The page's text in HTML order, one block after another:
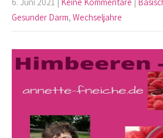
Gesunder Darm, Wechseljahre